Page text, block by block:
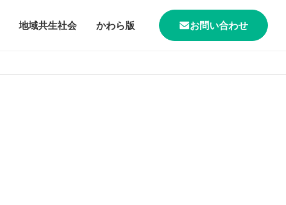
地域共生社会 かわら版 お問い合わせ